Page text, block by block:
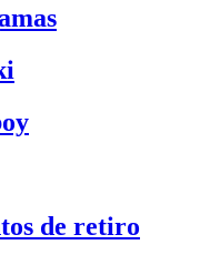
de retiro